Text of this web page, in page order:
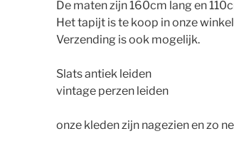
De maten zijn 160cm lang en
Het tapijt is te koop in onze
Verzending is ook mogelijk.
Slats antiek leiden
vintage perzen leiden
onze kleden zijn nagezien en zo